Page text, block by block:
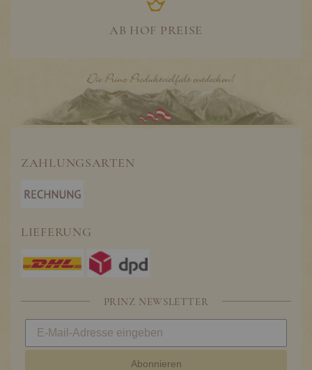
AB HOF PREISE
ZAHLUNGSARTEN
LIEFERUNG
PRINZ NEWSLETTER
Abonnieren